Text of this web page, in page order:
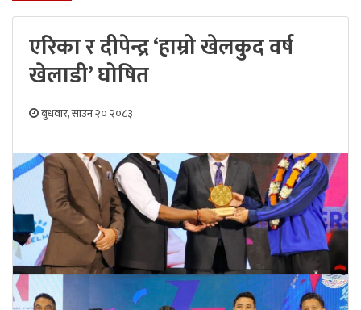
एरिका र दीपेन्द्र ‘हाम्रो खेलकुद वर्ष
खेलाडी’ घोषित
बुधवार, साउन २० २०८३